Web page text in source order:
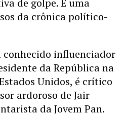
de golpe. É uma
da crônica político-
conhecido influenciador
da República na
Unidos, é crítico
ardoroso de Jair
da Jovem Pan.